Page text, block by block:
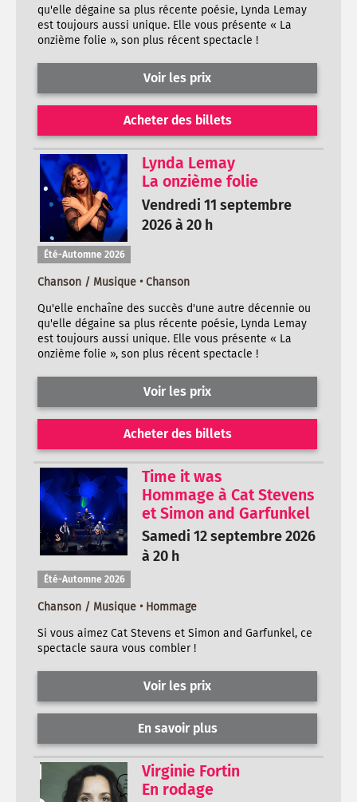
qu'elle dégaine sa plus récente poésie, Lynda Lemay
est toujours aussi unique. Elle vous présente « La
onzième folie », son plus récent spectacle !
Voir les prix
Acheter des billets
Lynda Lemay
La onzième folie
Vendredi 11 septembre
2026 à 20 h
Été-Automne 2026
Chanson / Musique • Chanson
Qu'elle enchaîne des succès d'une autre décennie ou
qu'elle dégaine sa plus récente poésie, Lynda Lemay
est toujours aussi unique. Elle vous présente « La
onzième folie », son plus récent spectacle !
Voir les prix
Acheter des billets
Time it was
Hommage à Cat Stevens
et Simon and Garfunkel
Samedi 12 septembre 2026
à 20 h
Été-Automne 2026
Chanson / Musique • Hommage
Si vous aimez Cat Stevens et Simon and Garfunkel, ce
spectacle saura vous combler !
Voir les prix
En savoir plus
Virginie Fortin
En rodage